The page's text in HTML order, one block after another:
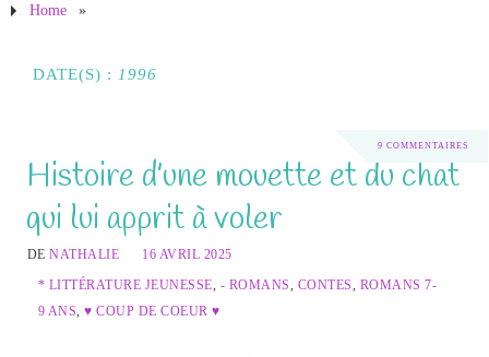
Home »
DATE(S) : 1996
9 COMMENTAIRES
Histoire d’une mouette et du chat
qui lui apprit à voler
DENATHALIE
16 AVRIL 2025
* LITTÉRATURE JEUNESSE, - ROMANS, CONTES, ROMANS 7-
9 ANS,♥ COUP DE COEUR ♥